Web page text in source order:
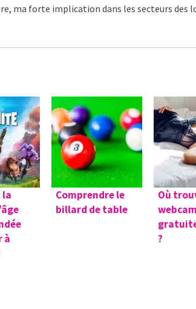
ma forte implication dans les secteurs
la
à
Comprendre le
billard de table
Où
?